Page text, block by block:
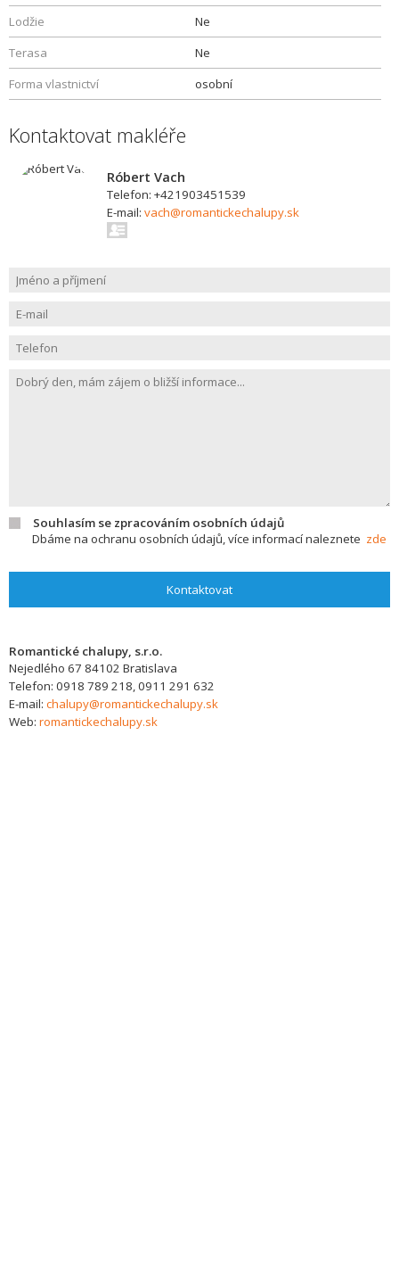
Lodžie
Ne
Terasa
Ne
Forma vlastnictví
osobní
Kontaktovat makléře
Róbert Vach
Telefon: +421903451539
E-mail: vach@romantickechalupy.sk
Souhlasím se zpracováním osobních údajů
Dbáme na ochranu osobních údajů, více informací naleznete zde
Kontaktovat
Romantické chalupy, s.r.o.
Nejedlého 67 84102 Bratislava
Telefon: 0918 789 218, 0911 291 632
E-mail: chalupy@romantickechalupy.sk
Web: romantickechalupy.sk